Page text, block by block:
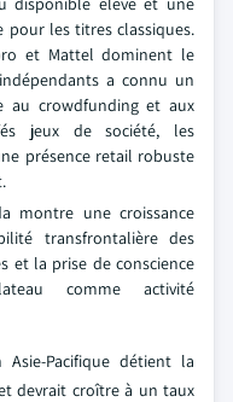
pour les titres classiques.
et Mattel dominent le
a connu un
au crowdfunding et aux
jeux de société, les
présence retail robuste
montre une croissance
transfrontalière des
et la prise de conscience
comme activité
Pacifique détient la
devrait croître à un taux